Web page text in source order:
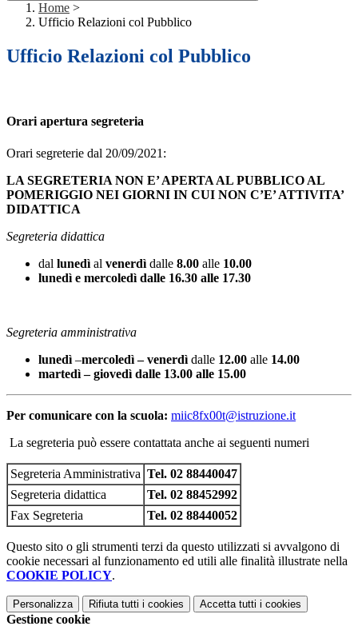
Home >
Ufficio Relazioni col Pubblico
Ufficio Relazioni col Pubblico
Orari apertura segreteria
Orari segreterie dal 20/09/2021:
LA SEGRETERIA NON E’ APERTA AL PUBBLICO AL
POMERIGGIO NEI GIORNI IN CUI NON C’E’ ATTIVITA’
DIDATTICA
Segreteria didattica
dal lunedì al venerdì dalle 8.00 alle 10.00
lunedì e mercoledì dalle 16.30 alle 17.30
Segreteria amministrativa
lunedì –mercoledì – venerdì dalle 12.00 alle 14.00
martedì – giovedì dalle 13.00 alle 15.00
Per comunicare con la scuola: miic8fx00t@istruzione.it
La segreteria può essere contattata anche ai seguenti numeri
Segreteria Amministrativa Tel. 02 88440047
Segreteria didattica
Tel. 02 88452992
Fax Segreteria
Tel. 02 88440052
Questo sito o gli strumenti terzi da questo utilizzati si avvalgono di
cookie necessari al funzionamento ed utili alle finalità illustrate nella
COOKIE POLICY.
Personalizza Rifiuta tutti i cookies Accetta tutti i cookies
Gestione cookie